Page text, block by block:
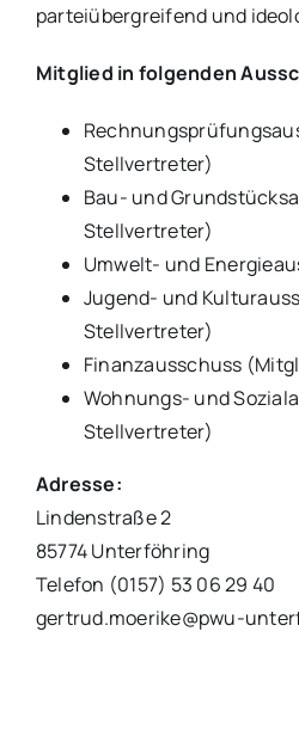
parteiübergreifend und
Mitglied in folgenden
Stellvertreter)
Bau- und
Stellvertreter)
Umwelt- und
Jugend- und
Stellvertreter)
Finanzausschuss
Wohnungs- und
Stellvertreter)
Adresse:
Lindenstraße 2
85774 Unterföhring
Telefon (0157) 53 06 29 40
gertrud.moerike@pwu-